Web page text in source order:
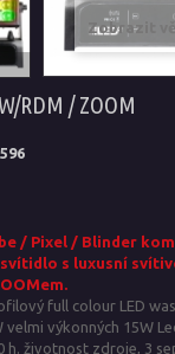
Zobrazit
RDM / ZOOM
/ Pixel / Blinder
svítidlo s luxusní
.
full colour LED
velmi výkonných 15W
h. životnost zdroje, 3